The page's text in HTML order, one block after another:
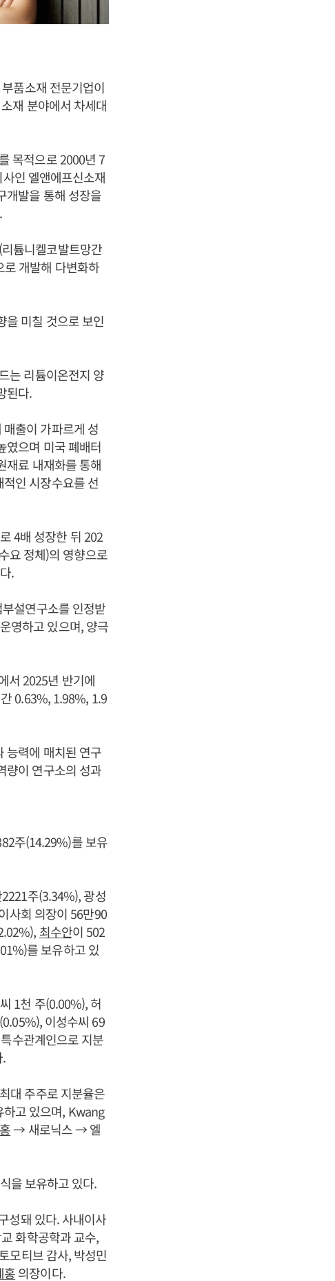
품소재 전문기업이
재 분야에서 차세대
목적으로 2000년 7
인 엘앤에프신소재
개발을 통해 성장을
튬니켈코발트망간
로 개발해 다변화하
을 미칠 것으로 보인
는 리튬이온전지 양
된다.
출이 가파르게 성
였으며 미국 폐배터
재료 내재화를 통해
인 시장수요를 선
4배 성장한 뒤 202
요 정체)의 영향으로
.
설연구소를 인정받
영하고 있으며, 양극
서 2025년 반기에
0.63%, 1.98%, 1.9
능력에 매치된 연구
량이 연구소의 성과
주(14.29%)를 보유
주(3.34%), 광성
사회 의장이 56만90
최수안이 502
를 보유하고 있
1천 주(0.00%), 허
이성수씨 69
수관계인으로 지분
대 주주로 지분율은
고 있으며, Kwang
→ 새로닉스 → 엘
을 보유하고 있다.
성돼 있다. 사내이사
화학공학과 교수,
모티브 감사, 박성민
홍의장이다.